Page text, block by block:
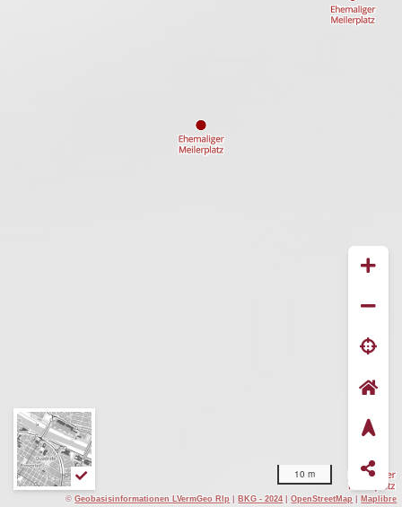
10 m
©Geobasisinformationen LVermGeo Rlp |BKG - 2024 |OpenStreetMap |Maplibre